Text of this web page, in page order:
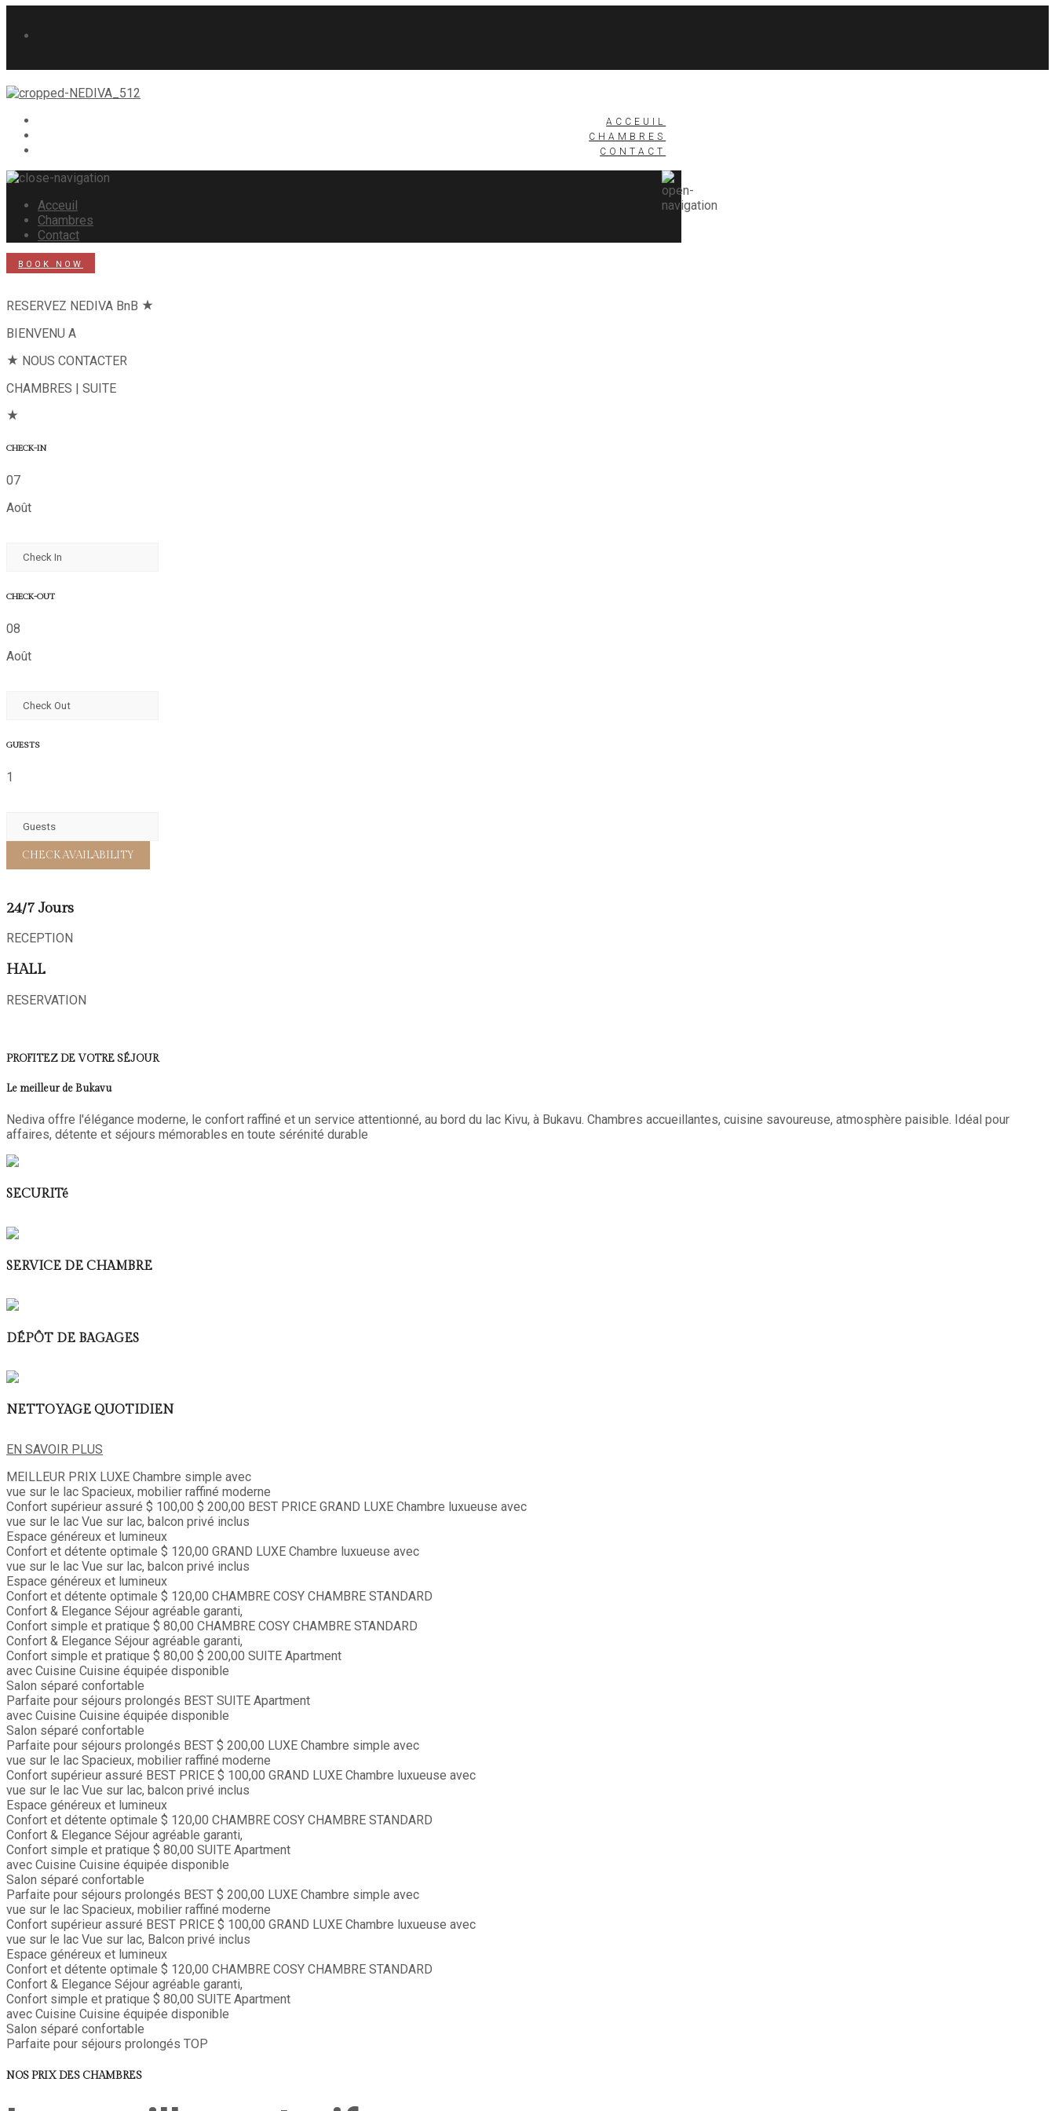
ACCEUIL
CHAMBRES
CONTACT
Acceuil
Chambres
Contact
BOOK NOW
RESERVEZ NEDIVA BnB star_rate
BIENVENU A
star_rate NOUS CONTACTER
CHAMBRES | SUITE
star_rate
CHECK-IN
07
Août
CHECK-OUT
08
Août
GUESTS
1
24/7 Jours
RECEPTION
HALL
RESERVATION
PROFITEZ DE VOTRE SÉJOUR
Le meilleur de Bukavu
Nediva offre l'élégance moderne, le confort raffiné et un service attentionné, au bord du lac Kivu, à Bukavu. Chambres accueillantes, cuisine savoureuse, atmosphère paisible. Idéal pour
affaires, détente et séjours mémorables en toute sérénité durable
SECURITé
SERVICE DE CHAMBRE
DÉPÔT DE BAGAGES
NETTOYAGE QUOTIDIEN
EN SAVOIR PLUS
MEILLEUR PRIX LUXE Chambre simple avec
vue sur le lac Spacieux, mobilier raffiné moderne
Confort supérieur assuré $ 100,00 $ 200,00 BEST PRICE GRAND LUXE Chambre luxueuse avec
vue sur le lac Vue sur lac, balcon privé inclus
Espace généreux et lumineux
Confort et détente optimale $ 120,00 GRAND LUXE Chambre luxueuse avec
vue sur le lac Vue sur lac, balcon privé inclus
Espace généreux et lumineux
Confort et détente optimale $ 120,00 CHAMBRE COSY CHAMBRE STANDARD
Confort & Elegance Séjour agréable garanti,
Confort simple et pratique $ 80,00 CHAMBRE COSY CHAMBRE STANDARD
Confort & Elegance Séjour agréable garanti,
Confort simple et pratique $ 80,00 $ 200,00 SUITE Apartment
avec Cuisine Cuisine équipée disponible
Salon séparé confortable
Parfaite pour séjours prolongés BEST SUITE Apartment
avec Cuisine Cuisine équipée disponible
Salon séparé confortable
Parfaite pour séjours prolongés BEST $ 200,00 LUXE Chambre simple avec
vue sur le lac Spacieux, mobilier raffiné moderne
Confort supérieur assuré BEST PRICE $ 100,00 GRAND LUXE Chambre luxueuse avec
vue sur le lac Vue sur lac, balcon privé inclus
Espace généreux et lumineux
Confort et détente optimale $ 120,00 CHAMBRE COSY CHAMBRE STANDARD
Confort & Elegance Séjour agréable garanti,
Confort simple et pratique $ 80,00 SUITE Apartment
avec Cuisine Cuisine équipée disponible
Salon séparé confortable
Parfaite pour séjours prolongés BEST $ 200,00 LUXE Chambre simple avec
vue sur le lac Spacieux, mobilier raffiné moderne
Confort supérieur assuré BEST PRICE $ 100,00 GRAND LUXE Chambre luxueuse avec
vue sur le lac Vue sur lac, Balcon privé inclus
Espace généreux et lumineux
Confort et détente optimale $ 120,00 CHAMBRE COSY CHAMBRE STANDARD
Confort & Elegance Séjour agréable garanti,
Confort simple et pratique $ 80,00 SUITE Apartment
avec Cuisine Cuisine équipée disponible
Salon séparé confortable
Parfaite pour séjours prolongés TOP
NOS PRIX DES CHAMBRES